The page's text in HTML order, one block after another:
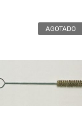
AGOTADO